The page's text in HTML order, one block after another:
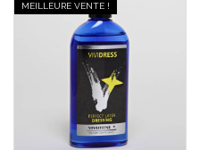
MEILLEURE VENTE !